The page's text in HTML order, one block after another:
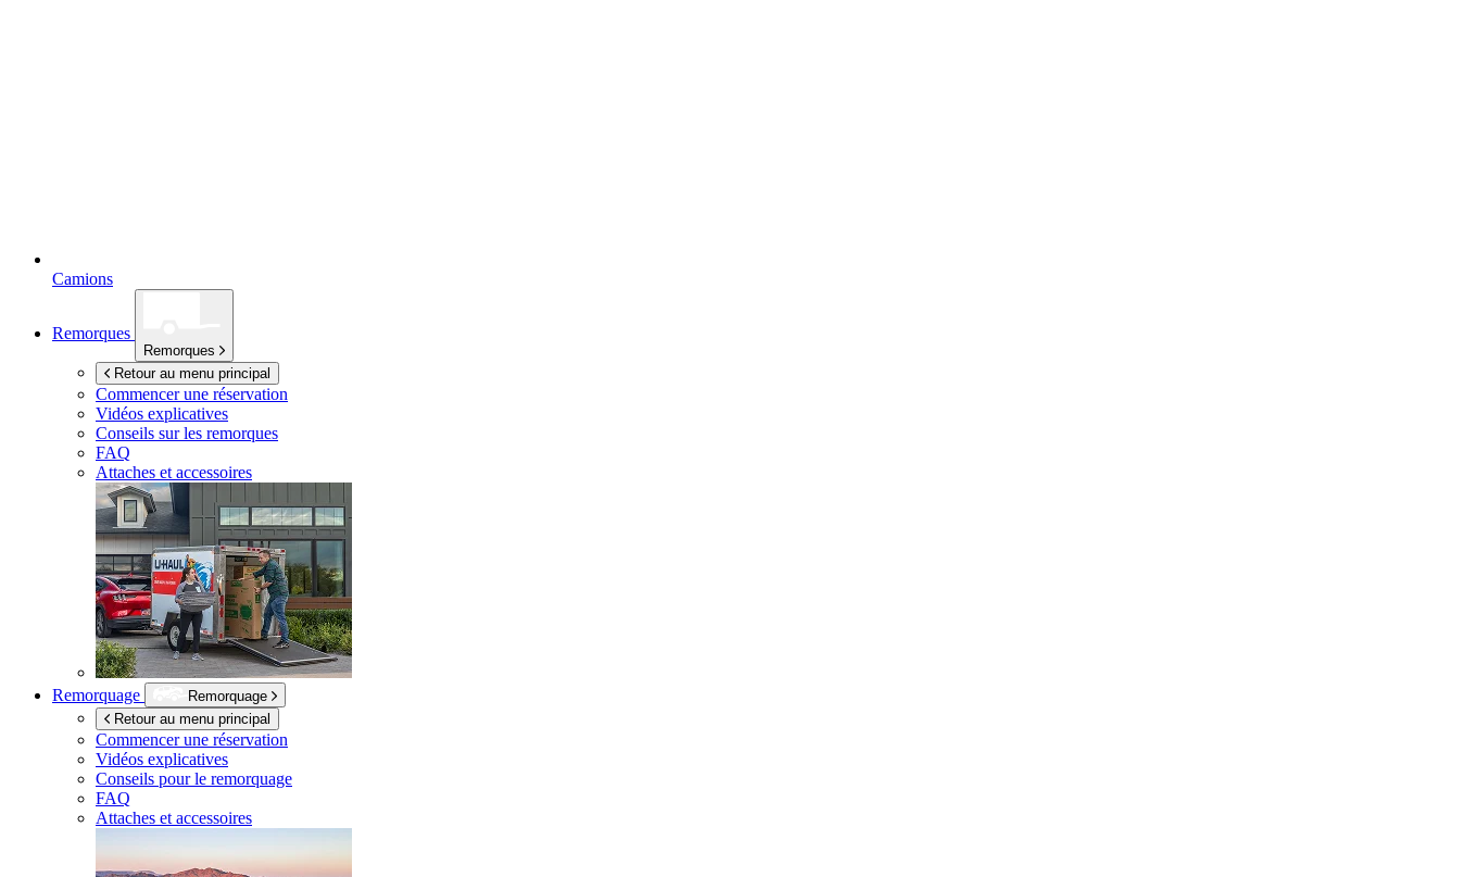
Camions
Remorques
Remorques
Retour au menu principal
Commencer une réservation
Vidéos explicatives
Conseils sur les remorques
FAQ
Attaches et accessoires
Remorquage
Remorquage
Retour au menu principal
Commencer une réservation
Vidéos explicatives
Conseils pour le remorquage
FAQ
Attaches et accessoires